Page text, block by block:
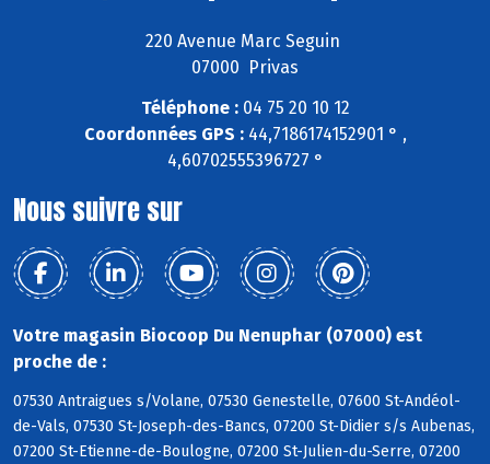
220 Avenue Marc Seguin
07000 Privas
Téléphone :04 75 20 10 12
Coordonnées GPS :44,7186174152901 ° ,
4,60702555396727 °
Nous suivre sur
Votre magasin Biocoop Du Nenuphar (07000) est
proche de :
07530 Antraigues s/Volane, 07530 Genestelle, 07600 St-Andéol-
de-Vals, 07530 St-Joseph-des-Bancs, 07200 St-Didier s/s Aubenas,
07200 St-Etienne-de-Boulogne, 07200 St-Julien-du-Serre, 07200